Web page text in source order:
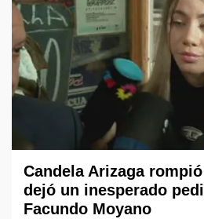
Candela Arizaga
dejó un inesperado
Facundo Moyano